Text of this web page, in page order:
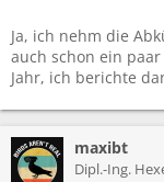
Nur dass du
nimmst... :p
Ja, ich nehm die
auch schon ein
Jahr, ich berichte
maxibt
Dipl.-Ing.